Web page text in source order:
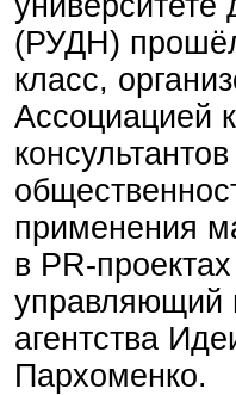
(РУДН)
класс,
Ассоциацией
применения
в PR-
управляющий
агентства
Пархоменко.